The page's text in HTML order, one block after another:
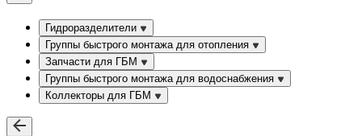
Гидроразделители
Группы быстрого монтажа для отопления
Запчасти для ГБМ
Группы быстрого монтажа для водоснабжения
Коллекторы для ГБМ